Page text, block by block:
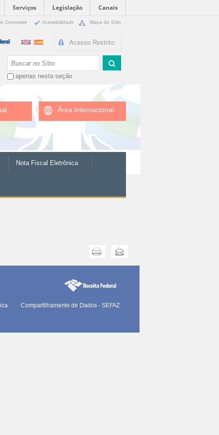
Serviços Legislação
Canais
Contraste Acessibilidade Mapa do Sítio
Acesso Restrito
apenas nesta seção
Área Internacional
Nota Fiscal Eletrônica
Enviar
Compartilhamento de Dados - SEFAZ